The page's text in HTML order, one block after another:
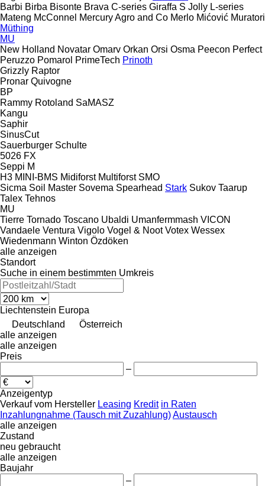
Barbi Birba Bisonte Brava C-series Giraffa S Jolly L-series
Mateng McConnel Mercury Agro and Co Merlo Mićović Muratori
Müthing
MU
New Holland Novatar Omarv Orkan Orsi Osma Peecon Perfect
Peruzzo Pomarol PrimeTech Prinoth
Grizzly Raptor
Pronar Quivogne
BP
Rammy Rotoland SaMASZ
Kangu
Saphir
SinusCut
Sauerburger Schulte
5026 FX
Seppi M
H3 MINI-BMS Midiforst Multiforst SMO
Sicma Soil Master Sovema Spearhead Stark Sukov Taarup
Talex Tehnos
MU
Tierre Tornado Toscano Ubaldi Umanfermmash VICON
Vandaele Ventura Vigolo Vogel & Noot Votex Wessex
Wiedenmann Winton Özdöken
alle anzeigen
Standort
Suche in einem bestimmten Umkreis
Liechtenstein Europa
Deutschland
Österreich
alle anzeigen
alle anzeigen
Preis
–
Anzeigentyp
Verkauf vom Hersteller Leasing Kredit in Raten
Inzahlungnahme (Tausch mit Zuzahlung)Austausch
alle anzeigen
Zustand
neu gebraucht
alle anzeigen
Baujahr
–